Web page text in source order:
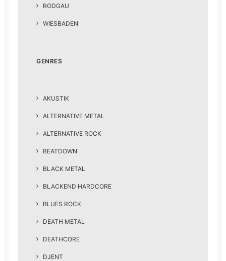
RODGAU
WIESBADEN
GENRES
AKUSTIK
ALTERNATIVE METAL
ALTERNATIVE ROCK
BEATDOWN
BLACK METAL
BLACKEND HARDCORE
BLUES ROCK
DEATH METAL
DEATHCORE
DJENT